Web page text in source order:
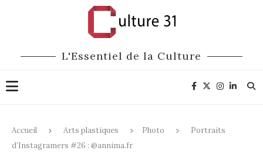
L'Essentiel de la Culture
Accueil Arts plastiques Photo
Portraits
d’Instagramers #26 : @annima.fr